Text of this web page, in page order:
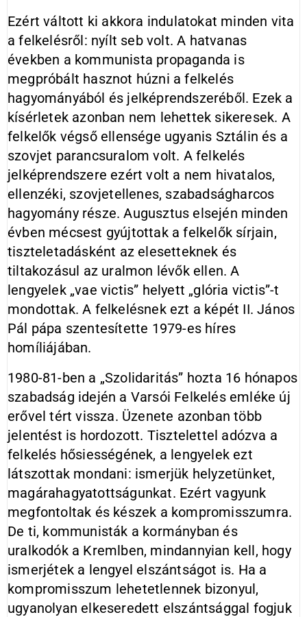
Ezért váltott ki akkora indulatokat minden vita
a felkelésről: nyílt seb volt. A hatvanas
években a kommunista propaganda is
megpróbált hasznot húzni a felkelés
hagyományából és jelképrendszeréből. Ezek a
kísérletek azonban nem lehettek sikeresek. A
felkelők végső ellensége ugyanis Sztálin és a
szovjet parancsuralom volt. A felkelés
jelképrendszere ezért volt a nem hivatalos,
ellenzéki, szovjetellenes, szabadságharcos
hagyomány része. Augusztus elsején minden
évben mécsest gyújtottak a felkelők sírjain,
tiszteletadásként az elesetteknek és
tiltakozásul az uralmon lévők ellen. A
lengyelek „vae victis” helyett „glória victis”-t
mondottak. A felkelésnek ezt a képét II. János
Pál pápa szentesítette 1979-es híres
homíliájában.
1980-81-ben a „Szolidaritás” hozta 16 hónapos
szabadság idején a Varsói Felkelés emléke új
erővel tért vissza. Üzenete azonban több
jelentést is hordozott. Tisztelettel adózva a
felkelés hősiességének, a lengyelek ezt
látszottak mondani: ismerjük helyzetünket,
magárahagyatottságunkat. Ezért vagyunk
megfontoltak és készek a kompromisszumra.
De ti, kommunisták a kormányban és
uralkodók a Kremlben, mindannyian kell, hogy
ismerjétek a lengyel elszántságot is. Ha a
kompromisszum lehetetlennek bizonyul,
ugyanolyan elkeseredett elszántsággal fogjuk